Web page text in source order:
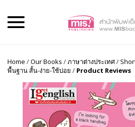
Home /Our Books /ภาษาต่างประเทศ/
พื้นฐาน สั้น-ง่าย-ใช้บ่อย / Product Reviews